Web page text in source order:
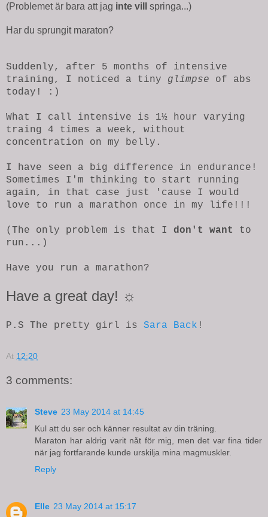
(Problemet är bara att jag inte vill springa...)
Har du sprungit maraton?
Suddenly, after 5 months of intensive
training, I noticed a tiny glimpse of abs
today! :)
What I call intensive is 1½ hour varying
traing 4 times a week, without
concentration on my belly.
I have seen a big difference in endurance!
Sometimes I'm thinking to start running
again, in that case just 'cause I would
love to run a marathon once in my life!!!
(The only problem is that I don't want
to
run...)
Have you run a marathon?
Have a great day! ☼
P.S The pretty girl is Sara Back !
At 12:20
3 comments:
Steve 23 May 2014 at 14:45
Kul att du ser och känner resultat av din träning.
Maraton har aldrig varit nåt för mig, men det var fina tider
när jag fortfarande kunde urskilja mina magmuskler.
Reply
Elle 23 May 2014 at 15:17